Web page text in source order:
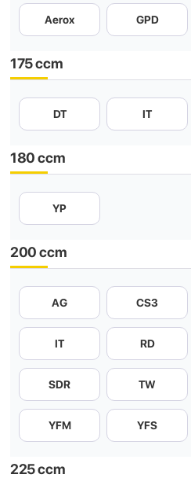
Aerox GPD
175 ccm
DT IT
180 ccm
YP
200 ccm
AG CS3
IT RD
SDR TW
YFM YFS
225 ccm